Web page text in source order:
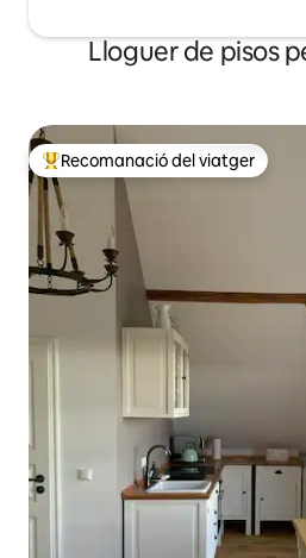
Lloguer de pisos
Principals recomanacions dels
Recomanació del viatger